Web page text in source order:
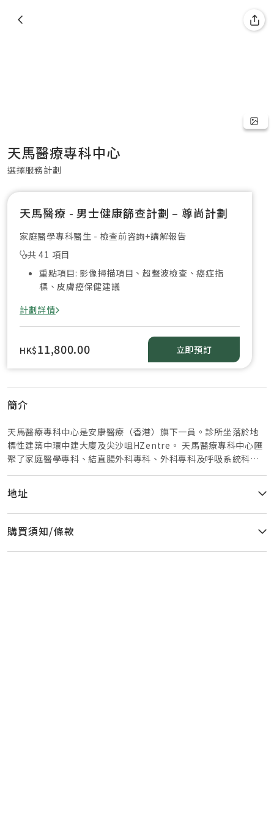
天馬醫療專科中心
選擇服務計劃
天馬醫療 - 男士健康篩查計劃 – 尊尚計劃
家庭醫學專科醫生 - 檢查前咨詢+講解報告
共 41 項目
重點項目: 影像掃描項目、超聲波檢查、癌症指
標、皮膚癌保健建議
計劃詳情
HK$11,800.00 立即預訂
簡介
天馬醫療專科中心是安康醫療（香港）旗下一員。診所坐落於地
標性建築中環中建大廈及尖沙咀HZentre。 天馬醫療專科中心匯
聚了家庭醫學專科、結直腸外科專科、外科專科及呼吸系統科專
科醫生團隊。我們的醫生為您提供個人化健康篩查建議及循證治
療。 我們提倡早篩查、早發現、早治療。健康篩查計劃由家庭醫
學專科醫生提供專屬篩查前後諮詢服務，診斷與造影服務於寧靜
私密的環境中進行，確保全程健康管理的連續性，並依據您的生
活型態與風險特徵提供個人化健康建議。 -中環畢打街1-3號中
建大廈 1031 室-尖沙咀中間道15號 H Zentre 10樓1006室 -健康
篩查專線(電話及WhatsApp): 6235 0198 -週二及週五：上午9時
地址
購買須知/條款